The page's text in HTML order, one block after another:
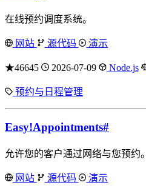
在线预约调度系统。
网站 源代码 演示
★46645 2026-07-09 Node.js
预约与日程管理
Easy!Appointments#
允许您的客户通过网络与您预约。
网站 源代码 演示